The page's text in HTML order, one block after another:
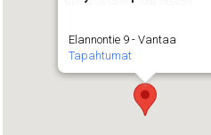
Elannontie 9 - Vantaa
Tapahtumat